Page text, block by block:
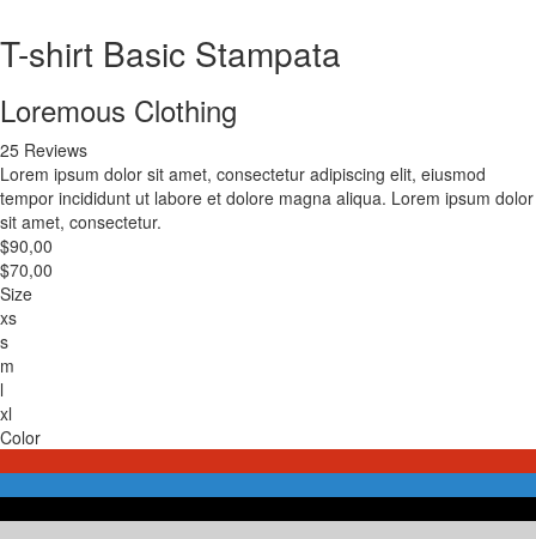
T-shirt Basic Stampata
Loremous Clothing
25 Reviews
Lorem ipsum dolor sit amet, consectetur adipiscing elit, eiusmod
tempor incididunt ut labore et dolore magna aliqua. Lorem ipsum dolor
sit amet, consectetur.
$90,00
$70,00
Size
xs
s
m
l
xl
Color